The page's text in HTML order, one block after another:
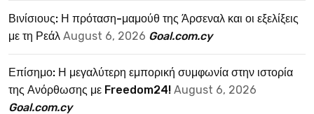
Βινίσιους: Η πρόταση-μαμούθ της Άρσεναλ και οι εξελίξεις
με τη Ρεάλ August 6, 2026 Goal.com.cy
Επίσημο: Η μεγαλύτερη εμπορική συμφωνία στην ιστορία
της Ανόρθωσης με Freedom24! August 6, 2026
Goal.com.cy